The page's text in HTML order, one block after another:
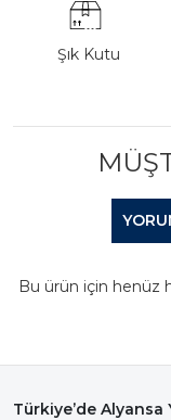
Şık Kutu
Bu ürün için henüz
Türkiye’de Alyansa